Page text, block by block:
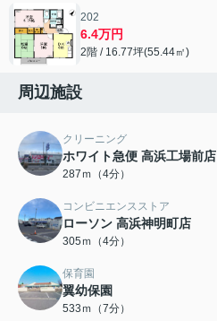
202
6.4万円
2階 / 16.77坪(55.44㎡)
周辺施設
クリーニング
ホワイト急便 高浜工場前店
287ｍ（4分）
コンビニエンスストア
ローソン 高浜神明町店
305ｍ（4分）
保育園
翼幼保園
533ｍ（7分）